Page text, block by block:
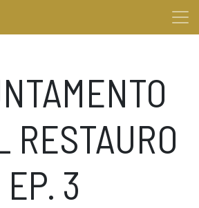
RESTAURO
EP. 3